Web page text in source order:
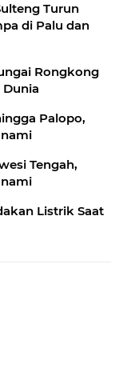
Turun
di Palu dan
Rongkong
Palopo,
Tengah,
Listrik Saat